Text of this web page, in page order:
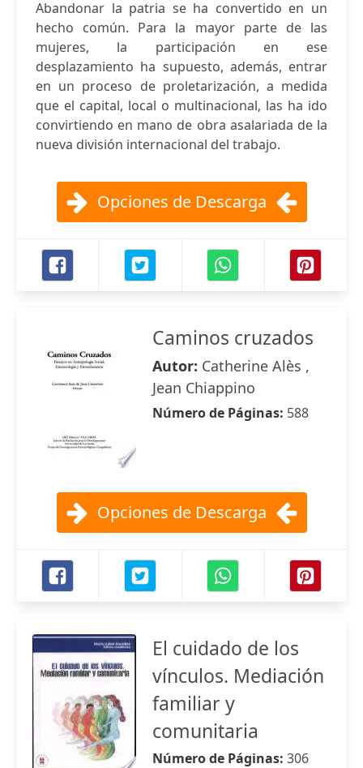
Abandonar la patria se ha convertido en un
hecho común. Para la mayor parte de las
mujeres, la participación en ese
desplazamiento ha supuesto, además, entrar
en un proceso de proletarización, a medida
que el capital, local o multinacional, las ha ido
convirtiendo en mano de obra asalariada de la
nueva división internacional del trabajo.
Opciones de Descarga
Caminos cruzados
Autor: Catherine Alès ,
Jean Chiappino
Número de Páginas: 588
Opciones de Descarga
El cuidado de los
vínculos. Mediación
familiar y
comunitaria
Número de Páginas: 306